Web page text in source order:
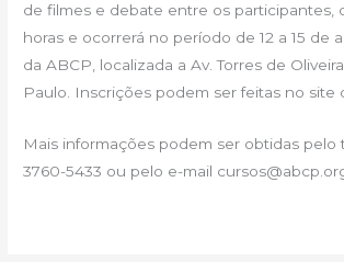
de filmes e debate entre os participantes,
horas e ocorrerá no período de 12 a 15 de
da ABCP, localizada a Av. Torres de
Paulo. Inscrições podem ser feitas no site
Mais informações podem ser obtidas pelo
3760-5433 ou pelo e-mail